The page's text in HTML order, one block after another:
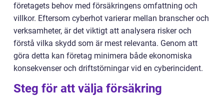
företagets behov med försäkringens omfattning och
villkor. Eftersom cyberhot varierar mellan branscher och
verksamheter, är det viktigt att analysera risker och
förstå vilka skydd som är mest relevanta. Genom att
göra detta kan företag minimera både ekonomiska
konsekvenser och driftstörningar vid en cyberincident.
Steg för att välja försäkring